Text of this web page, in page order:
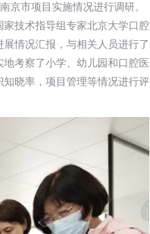
京市项目实施情况进行调研。
技术指导组专家北京大学口腔
情况汇报，与相关人员进行了
考察了小学、幼儿园和口腔医
晓率，项目管理等情况进行评